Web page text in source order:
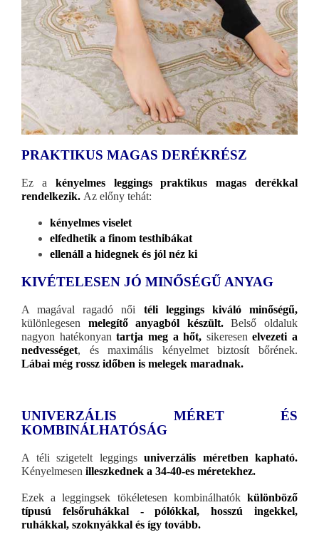
PRAKTIKUS MAGAS DERÉKRÉSZ
Ez a kényelmes leggings praktikus magas derékkal
rendelkezik. Az előny tehát:
kényelmes viselet
elfedhetik a finom testhibákat
ellenáll a hidegnek és jól néz ki
KIVÉTELESEN JÓ MINŐSÉGŰ ANYAG
A magával ragadó női téli leggings kiváló minőségű,
különlegesen melegítő anyagból készült.Belső oldaluk
nagyon hatékonyantartja meg a hőt, sikeresenelvezeti a
nedvességet, és maximális kényelmet biztosít bőrének.
Lábai még rossz időben is melegek maradnak.
UNIVERZÁLIS MÉRET ÉS
KOMBINÁLHATÓSÁG
A téli szigetelt leggings univerzális méretben kapható.
Kényelmesen illeszkednek a 34-40-es méretekhez.
Ezek a leggingsek tökéletesen kombinálhatókkülönböző
típusú felsőruhákkal - pólókkal, hosszú ingekkel,
ruhákkal, szoknyákkal és így tovább.